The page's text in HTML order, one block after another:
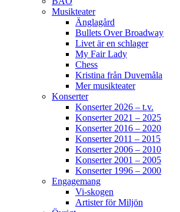
Helen Sjöholm
2 months ago
Fler biljetter släppta. Vi ses i
augusti.
861 10
Helen Sjöholm
3 months ago
JOJJE
Det är fortfarande helt
Jag fattar inte ... vi jobbade
Musikteater
Änglagård
Bullets Over Broadway
Livet är en schlager
My Fair Lady
Chess
Kristina från Duvemåla
Mer musikteater
Konserter
Konserter 2026 – t.v.
Konserter 2021 – 2025
Konserter 2016 – 2020
Konserter 2011 – 2015
Konserter 2006 – 2010
Konserter 2001 – 2005
Konserter 1996 – 2000
Engagemang
Vi-skogen
Artister för Miljön